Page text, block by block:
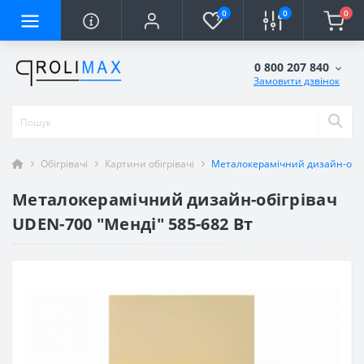
0 0 0
0 800 207 840
Замовити дзвінок
Обігрівачі Картини обігрівачі Металокерамічний дизайн-
Металокерамічний дизайн-обігрівач
UDEN-700 "Менді" 585-682 Вт